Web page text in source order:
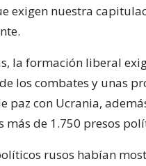
exigen nuestra
la formación liberal
los combates y unas
paz con Ucrania,
más de 1.750 presos
rusos habían